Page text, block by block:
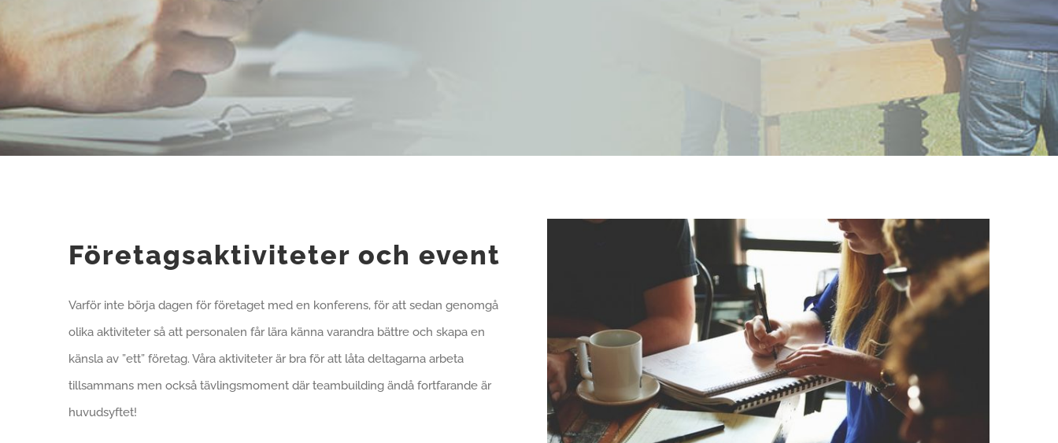
Företagsaktiviteter och event
Varför inte börja dagen för företaget med en konferens, för att sedan genomgå
olika aktiviteter så att personalen får lära känna varandra bättre och skapa en
känsla av ”ett” företag. Våra aktiviteter är bra för att låta deltagarna arbeta
tillsammans men också tävlingsmoment där teambuilding ändå fortfarande är
huvudsyftet!